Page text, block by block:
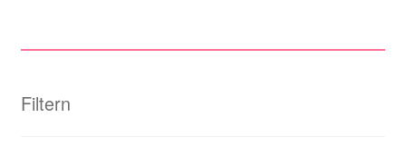
Filtern